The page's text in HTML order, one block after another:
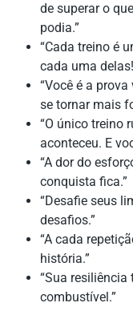
de superar o
podia.”
“Cada treino é
cada uma
“Você é a
se tornar mais
“O único treino
aconteceu. E
“A dor do
conquista fica.”
“Desafie seus
desafios.”
“A cada
história.”
“Sua resiliência
combustível.”